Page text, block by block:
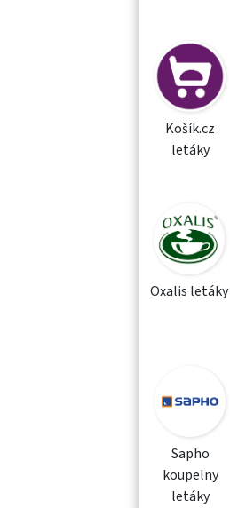
Košík.cz
letáky
Oxalis letáky
Sapho
koupelny
letáky